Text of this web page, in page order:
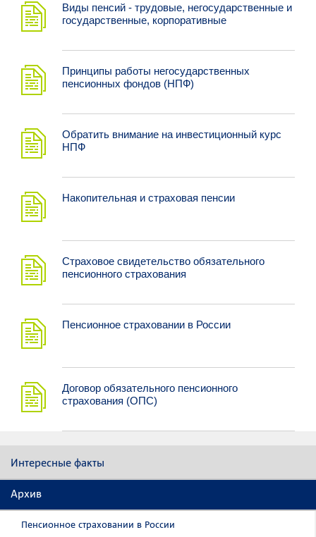
Виды пенсий - трудовые, негосударственные и
государственные, корпоративные
Принципы работы негосударственных
пенсионных фондов (НПФ)
Обратить внимание на инвестиционный курс
НПФ
Накопительная и страховая пенсии
Страховое свидетельство обязательного
пенсионного страхования
Пенсионное страховании в России
Договор обязательного пенсионного
страхования (ОПС)
Интересные факты
Архив
Пенсионное страховании в России